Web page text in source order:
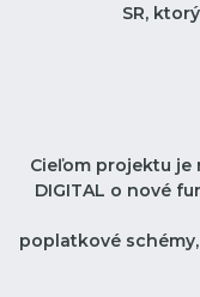
SR,
Cieľom projektu je
DIGITAL o nové
poplatkové